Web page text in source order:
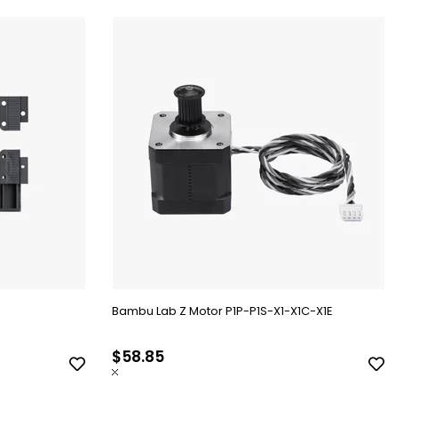
Bambu Lab Z Motor P1P-P1S-X1-X1C-X1E
$58.85